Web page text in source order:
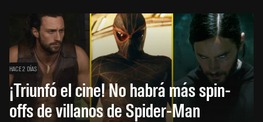
HACE 2 DÍAS
¡Triunfó el cine! No habrá más spin-
offs de villanos de Spider-Man